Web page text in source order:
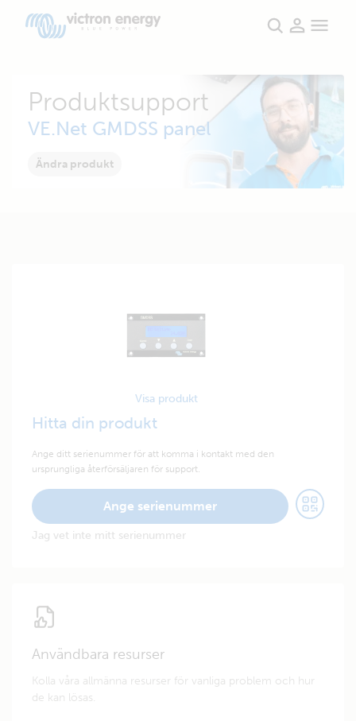
Produktsupport
VE.Net GMDSS panel
Ändra produkt
Visa produkt
Hitta din produkt
Ange ditt serienummer för att komma i kontakt med den
ursprungliga återförsäljaren för support.
Ange serienummer
Jag vet inte mitt serienummer
Användbara resurser
Kolla våra allmänna resurser för vanliga problem och hur
de kan lösas.